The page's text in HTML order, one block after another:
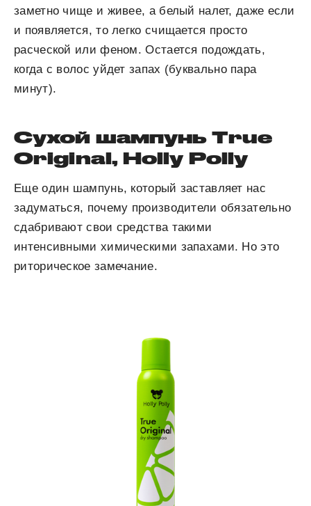
заметно чище и живее, а белый налет, даже если
и появляется, то легко счищается просто
расческой или феном. Остается подождать,
когда с волос уйдет запах (буквально пара
минут).
Сухой шампунь True
Original, Holly Polly
Еще один шампунь, который заставляет нас
задуматься, почему производители обязательно
сдабривают свои средства такими
интенсивными химическими запахами. Но это
риторическое замечание.